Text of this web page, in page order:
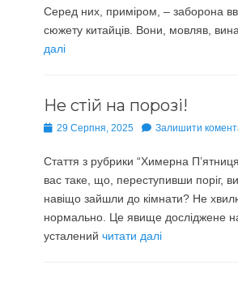
Серед них, приміром, – заборона
сюжету китайців. Вони, мовляв,
далі
Не стій на порозі!
Опубліковано
29 Серпня, 2025 Залишити
Cтаття з рубрики “Химерна
вас таке, що, переступивши поріг,
навіщо зайшли до кімнати? Не
нормально. Це явище досліджене
усталений читати далі